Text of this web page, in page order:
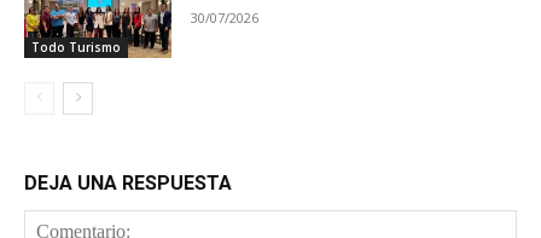
Todo Turismo
30/07/2026
DEJA UNA RESPUESTA